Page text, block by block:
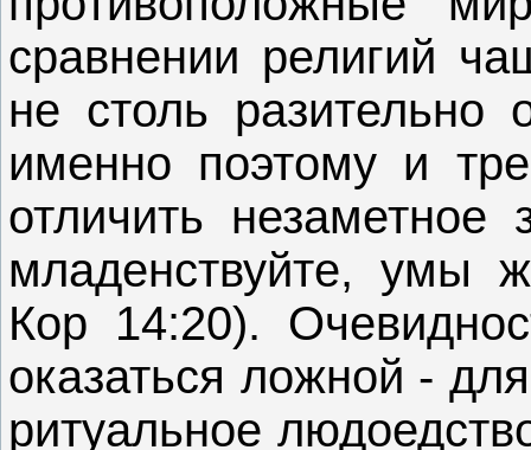
сравнении религий
не столь
именно поэтому и
отличить
младенствуйте, умы
Кор 14:20).
оказаться ложной -
ритуальное